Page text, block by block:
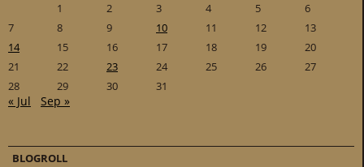
1
2 3 4 5
6
7
8 9 10 11 12
13
14
15 16 17 18 19
20
21
22 23 24 25 26
27
28
29 30 31
« Jul Sep »
BLOGROLL